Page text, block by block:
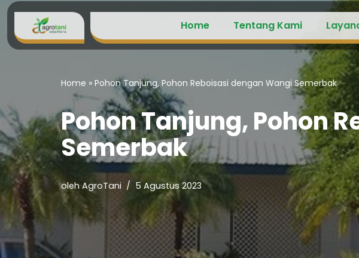
Lompat
ke
Home Tentang Kami
Home » Pohon Tanjung, Pohon Reboisasi dengan Wangi Semerbak
Pohon Tanjung, Pohon
Semerbak
olehAgroTani 5 Agustus 2023